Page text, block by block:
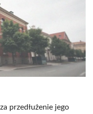
przedłużenie jego